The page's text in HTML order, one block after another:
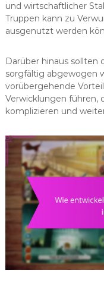
und wirtschaftlicher
Truppen kann zu
ausgenutzt werden
Darüber hinaus sollten
sorgfältig abgewogen
vorübergehende
Verwicklungen führen,
komplizieren und